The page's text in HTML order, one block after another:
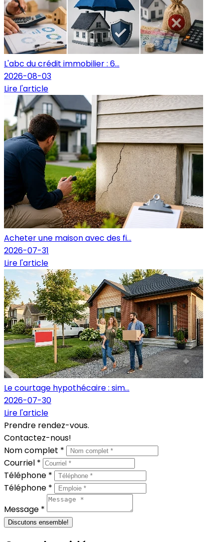
L'abc du crédit immobilier : 6...
2026-08-03
Lire l'article
Acheter une maison avec des fi...
2026-07-31
Lire l'article
Le courtage hypothécaire : sim...
2026-07-30
Lire l'article
Prendre rendez-vous.
Contactez-nous!
Nom complet *
Courriel *
Téléphone *
Téléphone *
Message *
Discutons ensemble!